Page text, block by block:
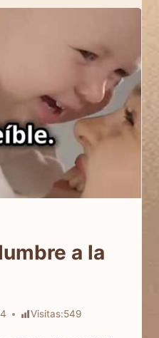
a la
Visitas:549